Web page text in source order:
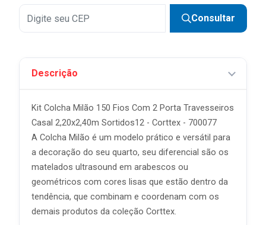
Consultar
Descrição
Kit Colcha Milão 150 Fios Com 2 Porta Travesseiros
Casal 2,20x2,40m Sortidos12 - Corttex - 700077
A Colcha Milão é um modelo prático e versátil para
a decoração do seu quarto, seu diferencial são os
matelados ultrasound em arabescos ou
geométricos com cores lisas que estão dentro da
tendência, que combinam e coordenam com os
demais produtos da coleção Corttex.